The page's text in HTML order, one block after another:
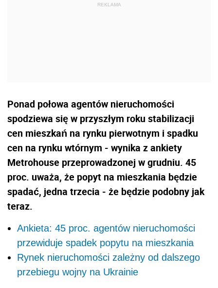
Ponad połowa agentów nieruchomości
spodziewa się w przyszłym roku stabilizacji
cen mieszkań na rynku pierwotnym i spadku
cen na rynku wtórnym - wynika z ankiety
Metrohouse przeprowadzonej w grudniu. 45
proc. uważa, że popyt na mieszkania będzie
spadać, jedna trzecia - że będzie podobny jak
teraz.
Ankieta: 45 proc. agentów nieruchomości
przewiduje spadek popytu na mieszkania
Rynek nieruchomości zależny od dalszego
przebiegu wojny na Ukrainie